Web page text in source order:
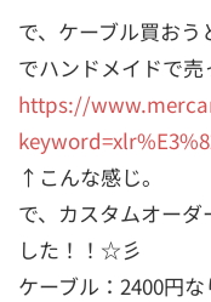
で、ケーブル買お
でハンドメイドで売
https://
↑こんな感じ。
で、カスタムオー
した！！☆彡
ケーブル：2400円